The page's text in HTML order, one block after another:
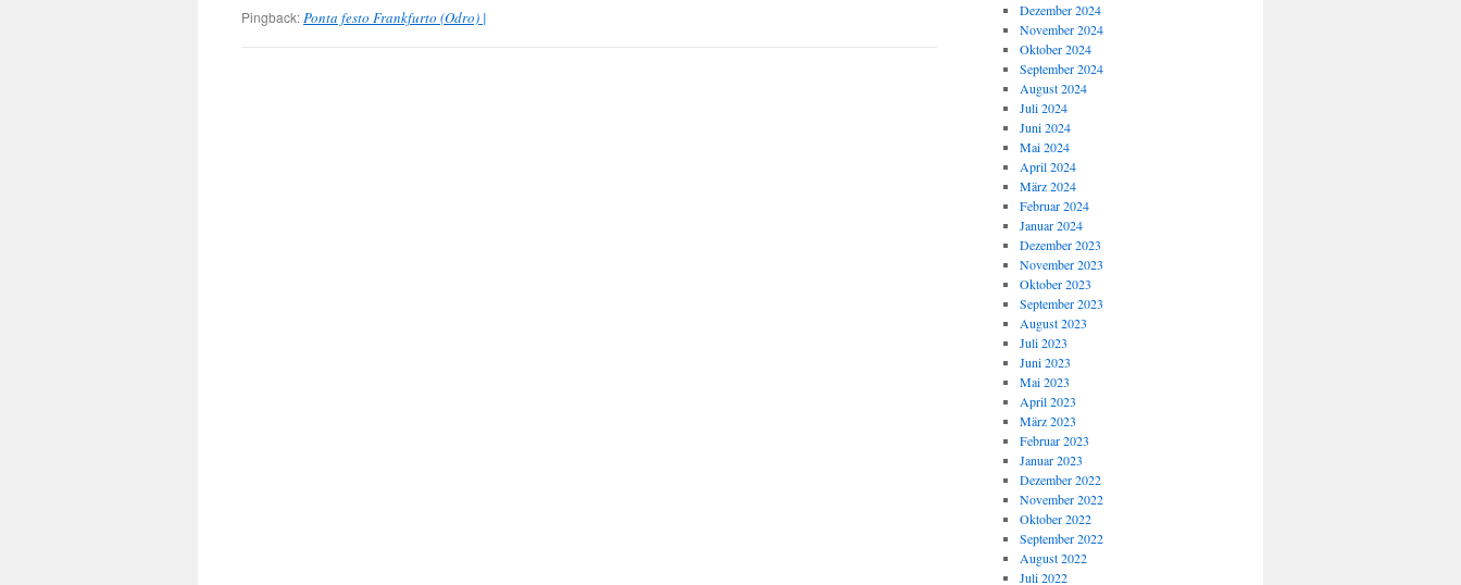
Pingback:Ponta festo Frankfurto (Odro) |
Dezember 2024
November 2024
Oktober 2024
September 2024
August 2024
Juli 2024
Juni 2024
Mai 2024
April 2024
März 2024
Februar 2024
Januar 2024
Dezember 2023
November 2023
Oktober 2023
September 2023
August 2023
Juli 2023
Juni 2023
Mai 2023
April 2023
März 2023
Februar 2023
Januar 2023
Dezember 2022
November 2022
Oktober 2022
September 2022
August 2022
Juli 2022